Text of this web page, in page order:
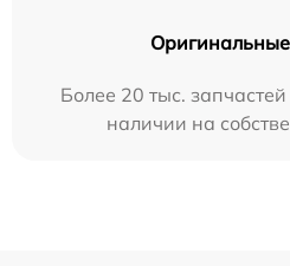
Более 20 тыс.
наличии на